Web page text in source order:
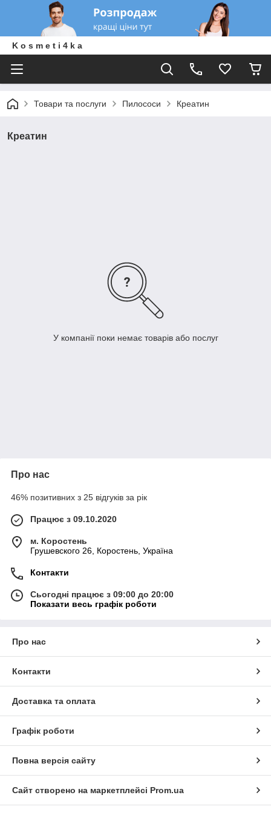
K o s m e t i 4 k a
Товари та послуги Пилососи Креатин
Креатин
У компанії поки немає товарів або послуг
Про нас
46% позитивних з 25 відгуків за рік
Працює з 09.10.2020
м. Коростень
Грушевского 26, Коростень, Україна
Контакти
Сьогодні працює з 09:00 до 20:00
Показати весь графік роботи
Про нас
Контакти
Доставка та оплата
Графік роботи
Повна версія сайту
Сайт створено на маркетплейсі Prom.ua